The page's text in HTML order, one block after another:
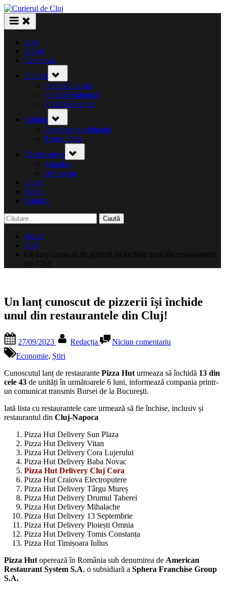
Skip
to
content
Știri
Social
Economie
Politică
sub-
menu
Politică Locală
Politică Națională
Politică Externă
Cultură
sub-
menu
Evenimente culturale
Teatru/Film
Divertisment sub-
menu
Monden
Horoscop
Sport
Opinii
Contact
Caută
după:
Home
Știri
Un lanț cunoscut de pizzerii își închide unul din restaurantele
din Cluj!
Un lanț cunoscut de pizzerii își închide
unul din restaurantele din Cluj!
on
27/09/2023 Redacția Niciun comentariuUn
de
pizzerii
unul
Economie, Știri
Cunoscutul lanț de restaurante Pizza Hut urmeaza să închidă 13 din
cele 43 de unități în următoarele 6 luni, informează compania printr-
un comunicat transmis Bursei de la Bucureşti.
Iată lista cu restaurantele care urmează să fie închise, inclusiv și
restaurantul din Cluj-Napoca
Pizza Hut Delivery Sun Plaza
Pizza Hut Delivery Vitan
Pizza Hut Delivery Cora Lujerului
Pizza Hut Delivery Baba Novac
Pizza Hut Delivery Cluj Cora
Pizza Hut Craiova Electroputere
Pizza Hut Delivery Târgu Mureș
Pizza Hut Delivery Drumul Taberei
Pizza Hut Delivery Mihalache
Pizza Hut Delivery 13 Septembrie
Pizza Hut Delivery Ploiești Omnia
Pizza Hut Delivery Tomis Constanța
Pizza Hut Timișoara Iulius
Pizza Hut operează în România sub denumirea de American
Restaurant System S.A, o subsidiară a Sphera Franchise Group
S.A.